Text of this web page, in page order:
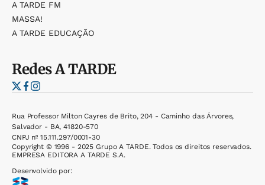
A TARDE FM
MASSA!
A TARDE EDUCAÇÃO
RedesA TARDE
Rua Professor Milton Cayres de Brito, 204 - Caminho das Árvores,
Salvador - BA, 41820-570
CNPJ nº 15.111.297/0001-30
Copyright © 1996 - 2025 Grupo A TARDE. Todos os direitos reservados.
EMPRESA EDITORA A TARDE S.A.
Desenvolvido por: